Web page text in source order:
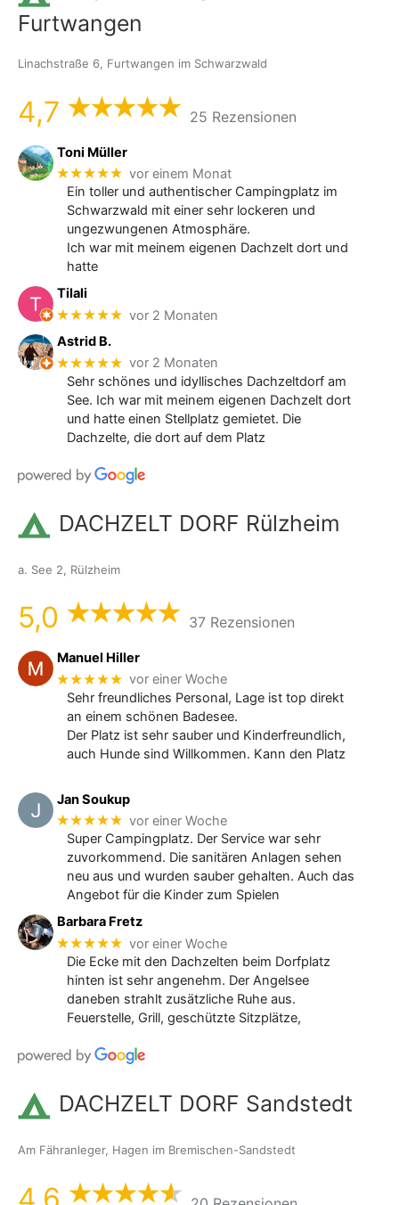
Furtwangen
Linachstraße 6, Furtwangen im Schwarzwald
4,7 25 Rezensionen
Toni Müller
★★★★★ vor einem Monat
Ein toller und authentischer Campingplatz im
Schwarzwald mit einer sehr lockeren und
ungezwungenen Atmosphäre.
Ich war mit meinem eigenen Dachzelt dort und
hatte
Tilali
★★★★★ vor 2 Monaten
Astrid B.
★★★★★ vor 2 Monaten
Sehr schönes und idyllisches Dachzeltdorf am
See. Ich war mit meinem eigenen Dachzelt dort
und hatte einen Stellplatz gemietet. Die
Dachzelte, die dort auf dem Platz
DACHZELT DORF Rülzheim
a. See 2, Rülzheim
5,0 37 Rezensionen
Manuel Hiller
★★★★★ vor einer Woche
Sehr freundliches Personal, Lage ist top direkt
an einem schönen Badesee.
Der Platz ist sehr sauber und Kinderfreundlich,
auch Hunde sind Willkommen. Kann den Platz
Jan Soukup
★★★★★ vor einer Woche
Super Campingplatz. Der Service war sehr
zuvorkommend. Die sanitären Anlagen sehen
neu aus und wurden sauber gehalten. Auch das
Angebot für die Kinder zum Spielen
Barbara Fretz
★★★★★ vor einer Woche
Die Ecke mit den Dachzelten beim Dorfplatz
hinten ist sehr angenehm. Der Angelsee
daneben strahlt zusätzliche Ruhe aus.
Feuerstelle, Grill, geschützte Sitzplätze,
DACHZELT DORF Sandstedt
Am Fähranleger, Hagen im Bremischen-Sandstedt
4,6